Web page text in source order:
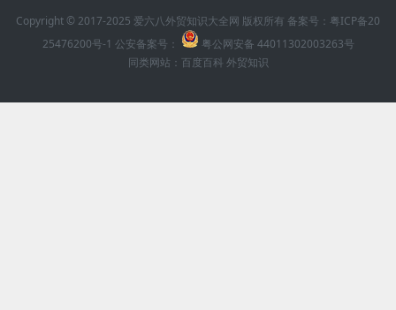
Copyright © 2017-2025 爱六八外贸知识大全网 版权所有 备案号： 粤ICP备20
25476200号-1 公安备案号：
粤公网安备 44011302003263号
同类网站： 百度百科 外贸知识